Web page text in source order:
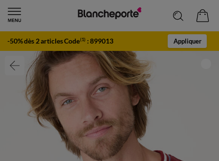
-50% dès 2 articles Code(1) :899013 Appliquer